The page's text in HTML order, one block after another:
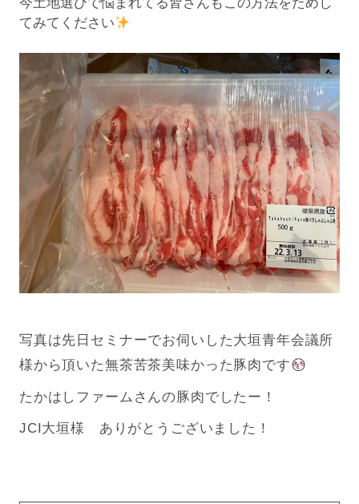
今土地選びで悩まれてる皆さんもこの方法をためし
てみてください
写真は先日セミナーでお伺いした大垣青年会議所
様から頂いた無茶苦茶美味かった豚肉です
たかはしファームさんの豚肉でしたー！
JCI大垣様 ありがとうございました！